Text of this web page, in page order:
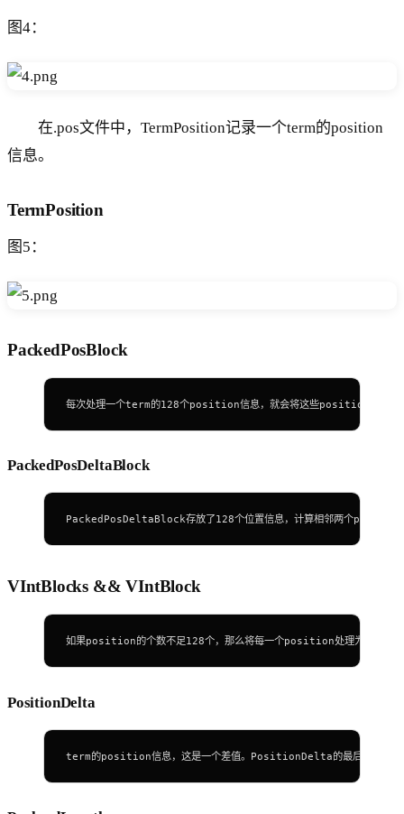
图4：
在.pos文件中，TermPosition记录一个term的position
信息。
TermPosition
图5：
PackedPosBlock
每次处理一个term的128个position信息，就会将这些position处理为
PackedPosDeltaBlock
PackedPosDeltaBlock存放了128个位置信息，计算相邻两个
VIntBlocks && VIntBlock
如果position的个数不足128个，那么将每一个position处理为一
PositionDelta
term的position信息，这是一个差值。PositionDelta的最后一位用